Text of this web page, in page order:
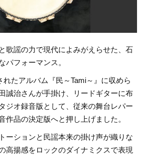
歌謡の力で現代によみがえらせた、石
パフォーマンス。
れたアルバム『民～Tami～』に収めら
誠治さんが手掛け、リードギターに布
ジオ録音版として、従来の舞台レパー
作品の決定版へと押し上げました。
ーションと民謡本来の掛け声が織りな
高揚感をロックのダイナミクスで表現